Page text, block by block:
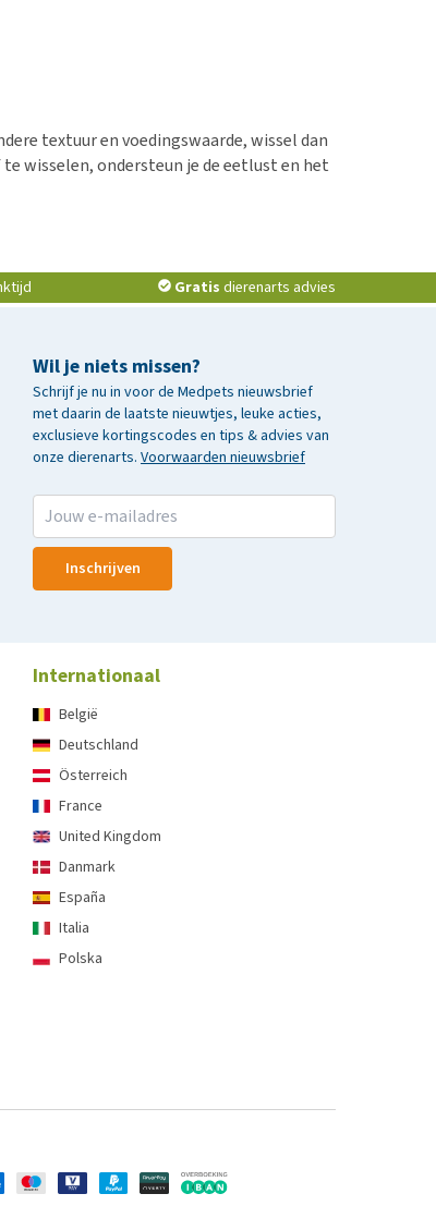
textuur en voedingswaarde, wissel dan
wisselen, ondersteun je de eetlust en het
Gratis dierenarts advies
Wil je niets missen?
Schrijf je nu in voor de Medpets nieuwsbrief
met daarin de laatste nieuwtjes, leuke acties,
exclusieve kortingscodes en tips & advies van
onze dierenarts. Voorwaarden nieuwsbrief
Inschrijven
Internationaal
België
Deutschland
Österreich
France
United Kingdom
Danmark
España
Italia
Polska